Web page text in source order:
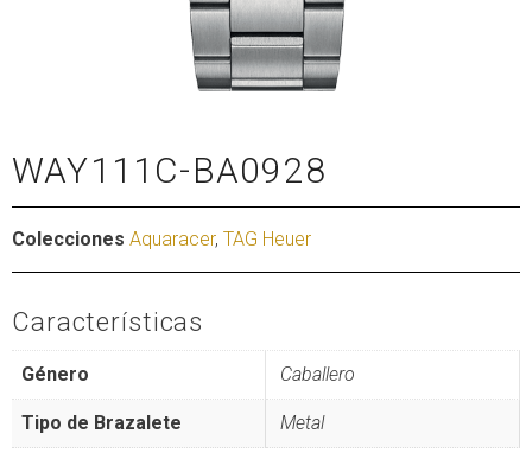
WAY111C-BA0928
Colecciones Aquaracer, TAG Heuer
Características
Género Caballero
Tipo de Brazalete Metal